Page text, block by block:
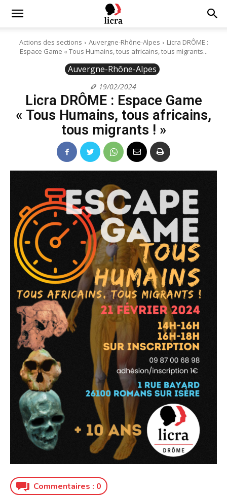
Licra
Antiraciste
Actions des sections Auvergne-Rhône-Alpes
Licra DRÔME :
Espace Game « Tous Humains, tous africains, tous migrants...
Auvergne-Rhône-Alpes
19/02/2024
Licra DRÔME : Espace Game
« Tous Humains, tous africains,
tous migrants ! »
Commentaires : 0